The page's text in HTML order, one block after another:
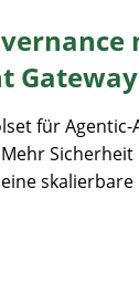
Gateway
für Agentic-
skalierbare